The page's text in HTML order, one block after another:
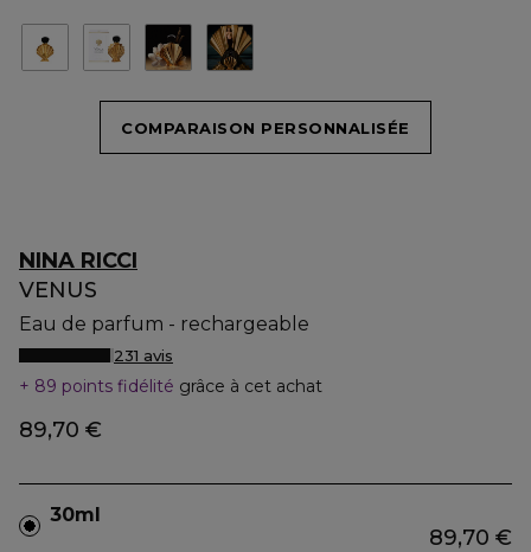
COMPARAISON PERSONNALISÉE
NINA RICCI
VENUS
Eau de parfum - rechargeable
231 avis
89 points fidélité grâce à cet achat
89,70 €
30ml
89,70 €